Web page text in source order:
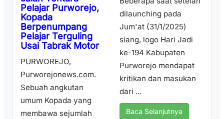
Pelajar Purworejo,
Kopada
Berpenumpang
Pelajar Terguling
Usai Tabrak Motor
PURWOREJO,
Purworejonews.com.
Sebuah angkutan
umum Kopada yang
membawa sejumlah
dilaunching pada
Jum'at (31/1/2025)
siang, logo Hari Jadi
ke-194 Kabupaten
Purworejo mendapat
kritikan dan masukan
dari ...
Baca Selanjutnya